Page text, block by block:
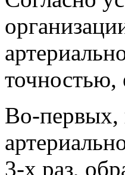
точностью,
Во-первых,
3-х раз,